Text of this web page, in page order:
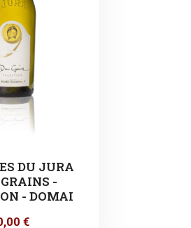
DU JURA
-
- DOMAI
€